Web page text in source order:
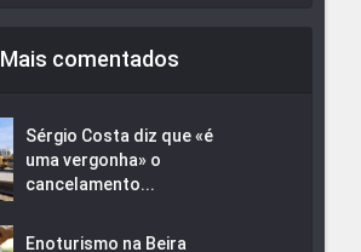
Mais comentados
Sérgio Costa diz que «é
uma vergonha» o
cancelamento...
Enoturismo na Beira